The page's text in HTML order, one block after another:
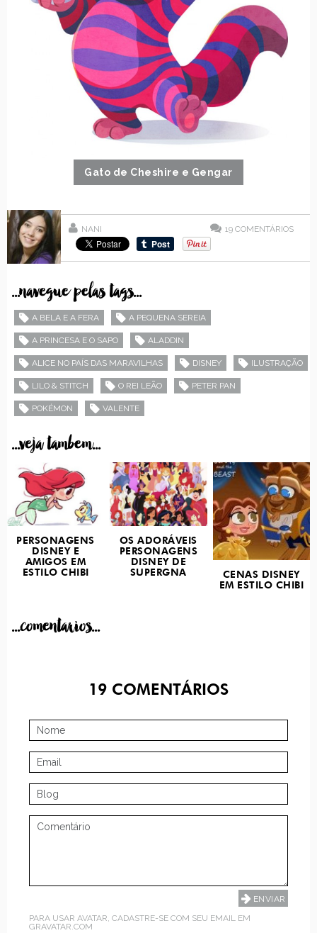
Gato de Cheshire e Gengar
NANI 19 COMENTÁRIOS
...navegue pelas tags...
A BELA E A FERA A PEQUENA SEREIA
A PRINCESA E O SAPO ALADDIN
ALICE NO PAÍS DAS MARAVILHAS DISNEY ILUSTRAÇÃO
LILO & STITCH O REI LEÃO PETER PAN
POKÉMON VALENTE
...veja tambem...
PERSONAGENS
DISNEY E
AMIGOS EM
ESTILO CHIBI
OS ADORÁVEIS
PERSONAGENS
DISNEY DE
SUPERGNA
CENAS DISNEY
EM ESTILO CHIBI
...comentarios...
19 COMENTÁRIOS
PARA USAR AVATAR, CADASTRE-SE COM SEU EMAIL EM
GRAVATAR.COM